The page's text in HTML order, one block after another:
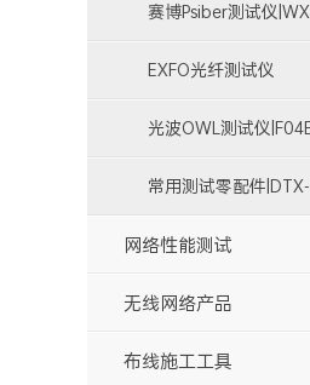
赛博Psiber测试仪
EXFO光纤测试仪
光波OWL测试仪
常用测试零配件
装电池网络性能测试
无线网络产品
布线施工工具